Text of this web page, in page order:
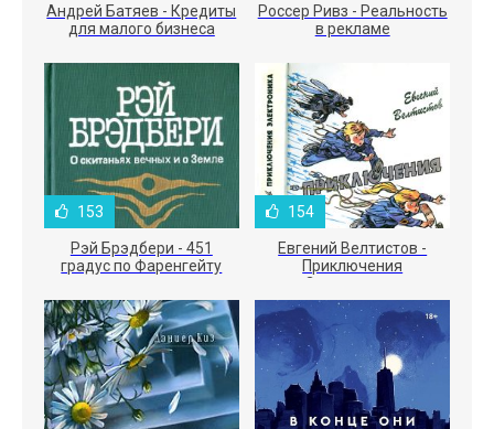
Андрей Батяев - Кредиты
для малого бизнеса
Россер Ривз - Реальность
в рекламе
153
Рэй Брэдбери - 451
градус по Фаренгейту
154
Евгений Велтистов -
Приключения
Электроника